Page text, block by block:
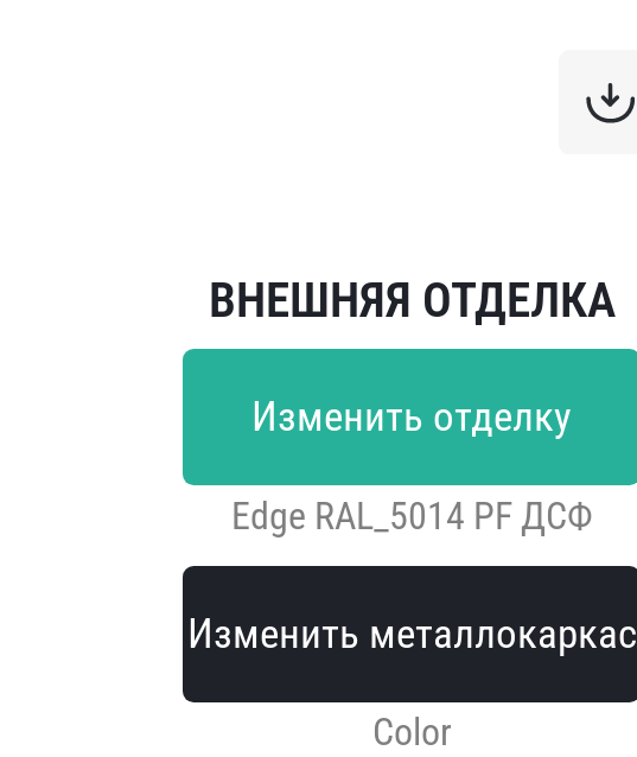
ВНЕШНЯЯ ОТДЕЛКА
Изменить отделку
Edge RAL_5014 PF ДСФ
Изменить металлокаркас
Color